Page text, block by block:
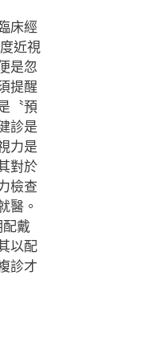
床經
近視
是忽
提醒
〝預
診是
力是
對於
檢查
醫。
戴
以配
診才